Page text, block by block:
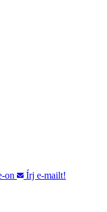
on
Írj e-mailt!